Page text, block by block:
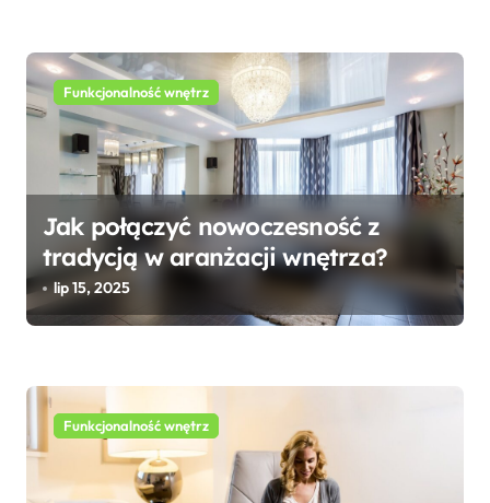
Funkcjonalność wnętrz
Jak połączyć nowoczesność z
tradycją w aranżacji wnętrza?
lip 15, 2025
Funkcjonalność wnętrz